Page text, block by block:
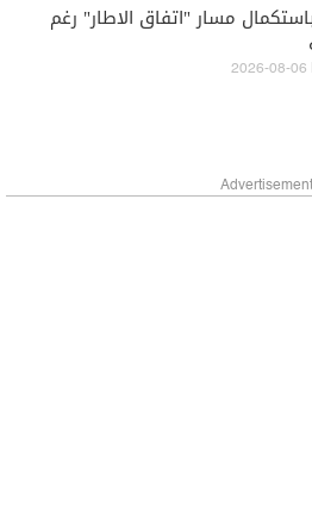
مسار "اتفاق الاطار" رغم
Advertisement